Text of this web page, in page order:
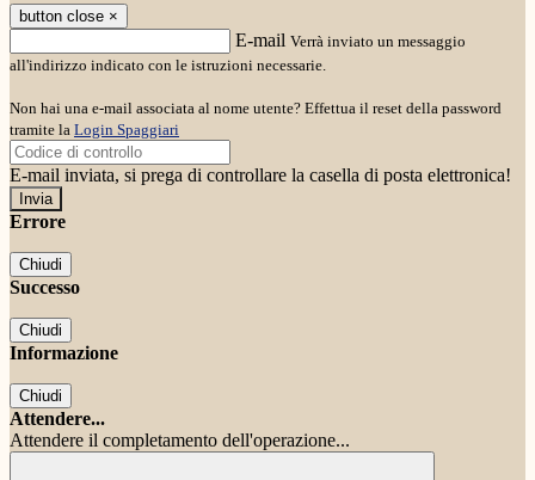
button close ×
E-mail Verrà inviato un messaggio
all'indirizzo indicato con le istruzioni necessarie.
Non hai una e-mail associata al nome utente? Effettua il reset della password
tramite la Login Spaggiari
E-mail inviata, si prega di controllare la casella di posta elettronica!
Errore
Chiudi
Successo
Chiudi
Informazione
Chiudi
Attendere...
Attendere il completamento dell'operazione...